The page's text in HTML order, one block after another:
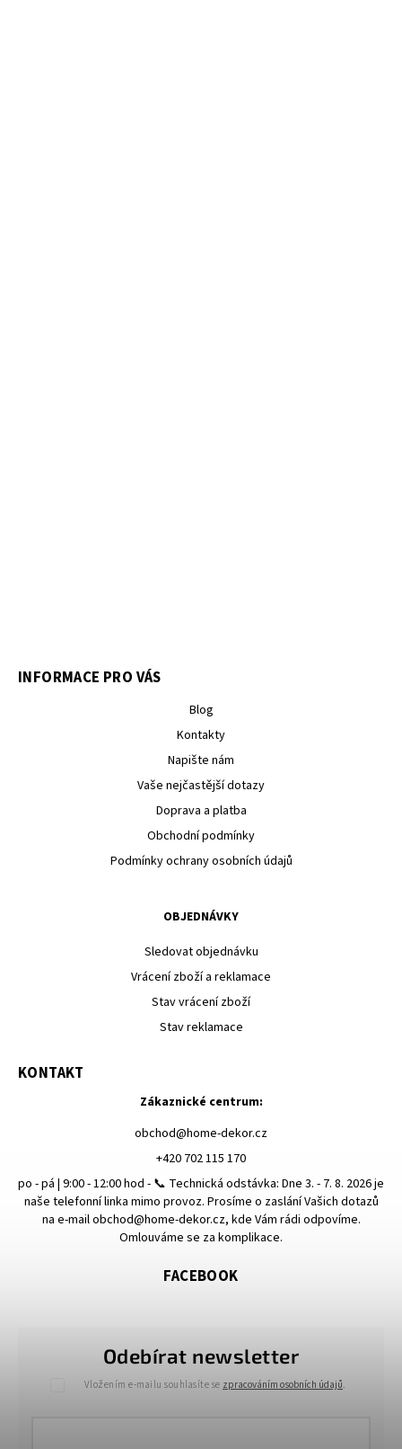
INFORMACE PRO VÁS
Blog
Kontakty
Napište nám
Vaše nejčastější dotazy
Doprava a platba
Obchodní podmínky
Podmínky ochrany osobních údajů
OBJEDNÁVKY
Sledovat objednávku
Vrácení zboží a reklamace
Stav vrácení zboží
Stav reklamace
Odebírat newsletter
Vložením e-mailu souhlasíte se zpracováním osobních údajů.
KONTAKT
Zákaznické centrum:
obchod@home-dekor.cz
+420 702 115 170
po - pá | 9:00 - 12:00 hod - 📞 Technická odstávka: Dne 3. - 7. 8. 2026 je
naše telefonní linka mimo provoz. Prosíme o zaslání Vašich dotazů
na e-mail obchod@home-dekor.cz, kde Vám rádi odpovíme.
Omlouváme se za komplikace.
FACEBOOK